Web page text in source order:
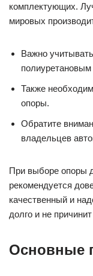
комплектующих.
мировых
Важно
Также
опоры.
Обратите
владельцев
При выборе опоры
рекомендуется
качественный и
долго и не
Основные